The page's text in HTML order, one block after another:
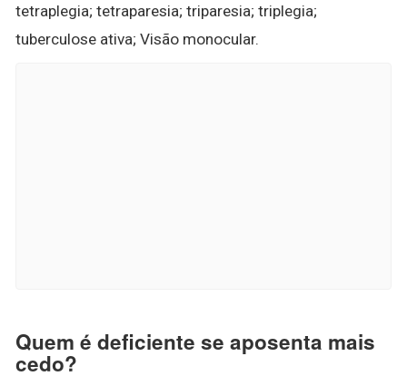
tetraplegia; tetraparesia; triparesia; triplegia;
tuberculose ativa; Visão monocular.
Quem é deficiente se aposenta mais
cedo?